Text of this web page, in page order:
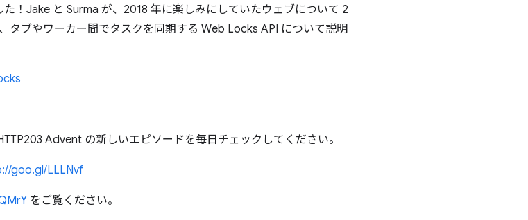
！Jake と Surma が、2018 年に楽しみにしていたウェブについて 2
タブやワーカー間でタスクを同期する Web Locks API について説明
Advent の新しいエピソードを毎日チェックしてください。
goo.gl/LLLNvf
をご覧ください。